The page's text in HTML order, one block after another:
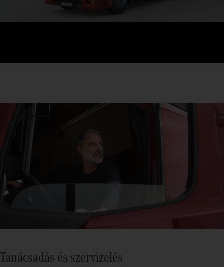
Tanácsadás és szervizelés